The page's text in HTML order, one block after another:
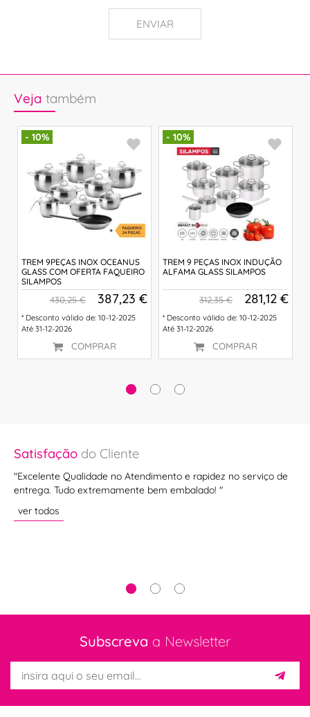
ENVIAR
Veja também
- 10%
TREM 9PEÇAS INOX OCEANUS
GLASS COM OFERTA FAQUEIRO
SILAMPOS
430,25 € 387,23 €
* Desconto válido de: 10-12-2025
Até 31-12-2026
COMPRAR
- 10%
TREM 9 PEÇAS INOX INDUÇÃO
ALFAMA GLASS SILAMPOS
312,35 € 281,12 €
* Desconto válido de: 10-12-2025
Até 31-12-2026
COMPRAR
Satisfação do Cliente
"Excelente Qualidade no Atendimento e rapidez no serviço de
entrega. Tudo extremamente bem embalado! "
ver todos
Subscreva a Newsletter